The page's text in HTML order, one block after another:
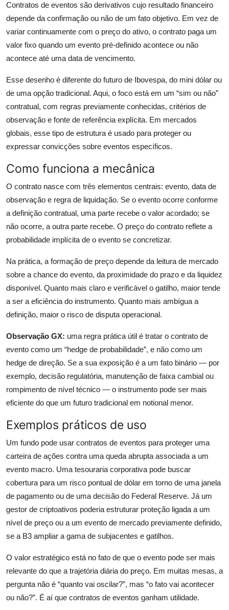
Contratos de eventos são derivativos cujo resultado financeiro
depende da confirmação ou não de um fato objetivo. Em vez de
variar continuamente com o preço do ativo, o contrato paga um
valor fixo quando um evento pré-definido acontece ou não
acontece até uma data de vencimento.
Esse desenho é diferente do futuro de Ibovespa, do mini dólar ou
de uma opção tradicional. Aqui, o foco está em um “sim ou não”
contratual, com regras previamente conhecidas, critérios de
observação e fonte de referência explícita. Em mercados
globais, esse tipo de estrutura é usado para proteger ou
expressar convicções sobre eventos específicos.
Como funciona a mecânica
O contrato nasce com três elementos centrais: evento, data de
observação e regra de liquidação. Se o evento ocorre conforme
a definição contratual, uma parte recebe o valor acordado; se
não ocorre, a outra parte recebe. O preço do contrato reflete a
probabilidade implícita de o evento se concretizar.
Na prática, a formação de preço depende da leitura de mercado
sobre a chance do evento, da proximidade do prazo e da liquidez
disponível. Quanto mais claro e verificável o gatilho, maior tende
a ser a eficiência do instrumento. Quanto mais ambígua a
definição, maior o risco de disputa operacional.
Observação GX: uma regra prática útil é tratar o contrato de
evento como um “hedge de probabilidade”, e não como um
hedge de direção. Se a sua exposição é a um fato binário — por
exemplo, decisão regulatória, manutenção de faixa cambial ou
rompimento de nível técnico — o instrumento pode ser mais
eficiente do que um futuro tradicional em notional menor.
Exemplos práticos de uso
Um fundo pode usar contratos de eventos para proteger uma
carteira de ações contra uma queda abrupta associada a um
evento macro. Uma tesouraria corporativa pode buscar
cobertura para um risco pontual de dólar em torno de uma janela
de pagamento ou de uma decisão do Federal Reserve. Já um
gestor de criptoativos poderia estruturar proteção ligada a um
nível de preço ou a um evento de mercado previamente definido,
se a B3 ampliar a gama de subjacentes e gatilhos.
O valor estratégico está no fato de que o evento pode ser mais
relevante do que a trajetória diária do preço. Em muitas mesas, a
pergunta não é “quanto vai oscilar?”, mas “o fato vai acontecer
ou não?”. É aí que contratos de eventos ganham utilidade.